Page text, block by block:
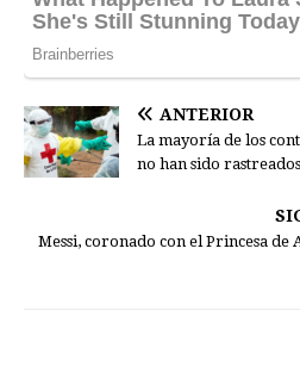
ANTERIOR
La mayoría de los
no han sido
Messi, coronado con el Princesa de